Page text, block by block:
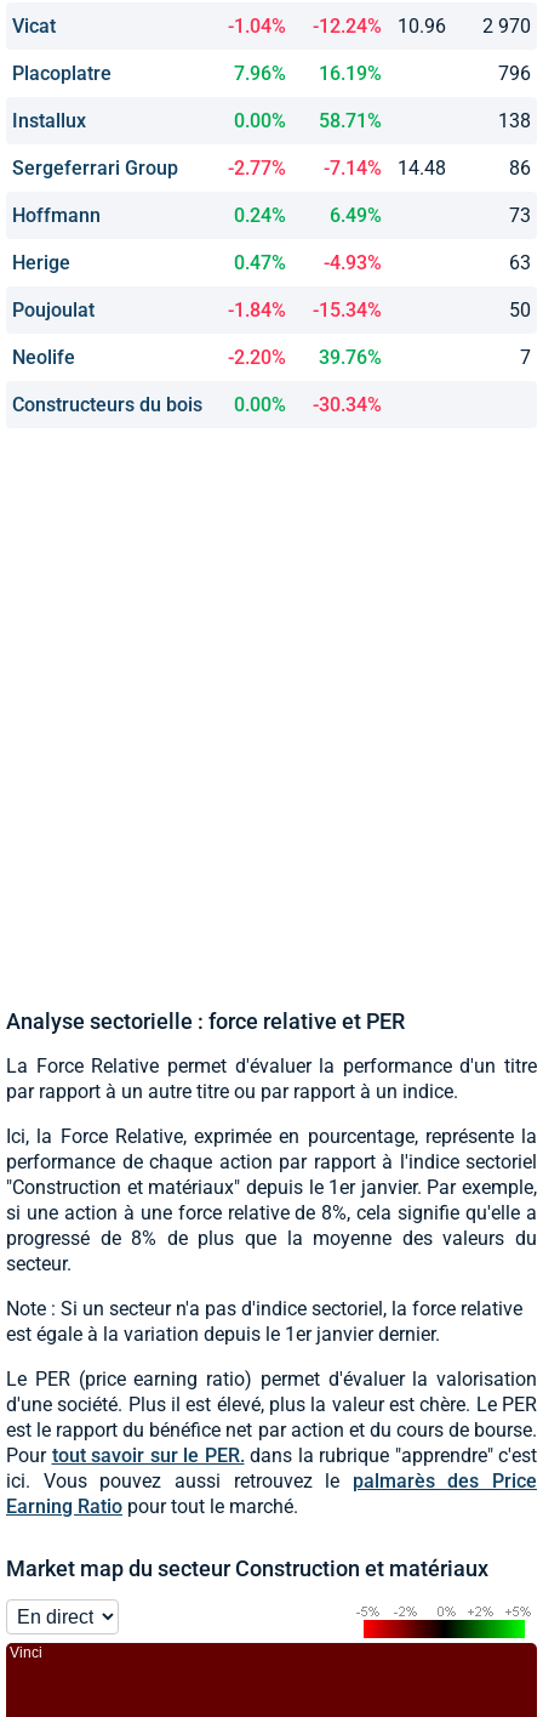
Vicat -1.04% -12.24% 10.96 2 970
Placoplatre 7.96% 16.19% 796
Installux 0.00% 58.71% 138
Sergeferrari Group -2.77% -7.14% 14.48 86
Hoffmann 0.24% 6.49% 73
Herige 0.47% -4.93% 63
Poujoulat -1.84% -15.34% 50
Neolife -2.20% 39.76% 7
Constructeurs du bois 0.00% -30.34%
Analyse sectorielle : force relative et PER
La Force Relative permet d'évaluer la performance d'un titre
par rapport à un autre titre ou par rapport à un indice.
Ici, la Force Relative, exprimée en pourcentage, représente la
performance de chaque action par rapport à l'indice sectoriel
"Construction et matériaux" depuis le 1er janvier. Par exemple,
si une action à une force relative de 8%, cela signifie qu'elle a
progressé de 8% de plus que la moyenne des valeurs du
secteur.
Note : Si un secteur n'a pas d'indice sectoriel, la force relative
est égale à la variation depuis le 1er janvier dernier.
Le PER (price earning ratio) permet d'évaluer la valorisation
d'une société. Plus il est élevé, plus la valeur est chère. Le PER
est le rapport du bénéfice net par action et du cours de bourse.
Pour tout savoir sur le PER.dans la rubrique "apprendre" c'est
ici. Vous pouvez aussi retrouvez le palmarès des Price
Earning Ratio pour tout le marché.
Market map du secteur Construction et matériaux